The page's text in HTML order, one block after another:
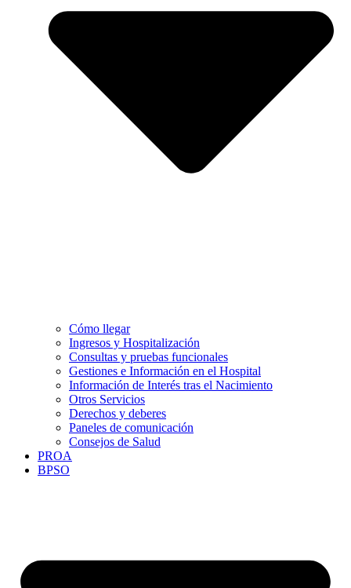
Cómo llegar
Ingresos y Hospitalización
Consultas y pruebas funcionales
Gestiones e Información en el Hospital
Información de Interés tras el Nacimiento
Otros Servicios
Derechos y deberes
Paneles de comunicación
Consejos de Salud
PROA
BPSO